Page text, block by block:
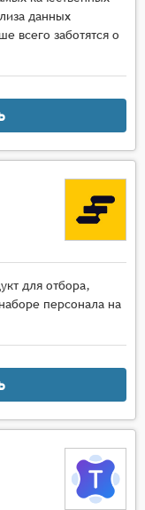
данных
всего заботятся о
для отбора,
персонала на